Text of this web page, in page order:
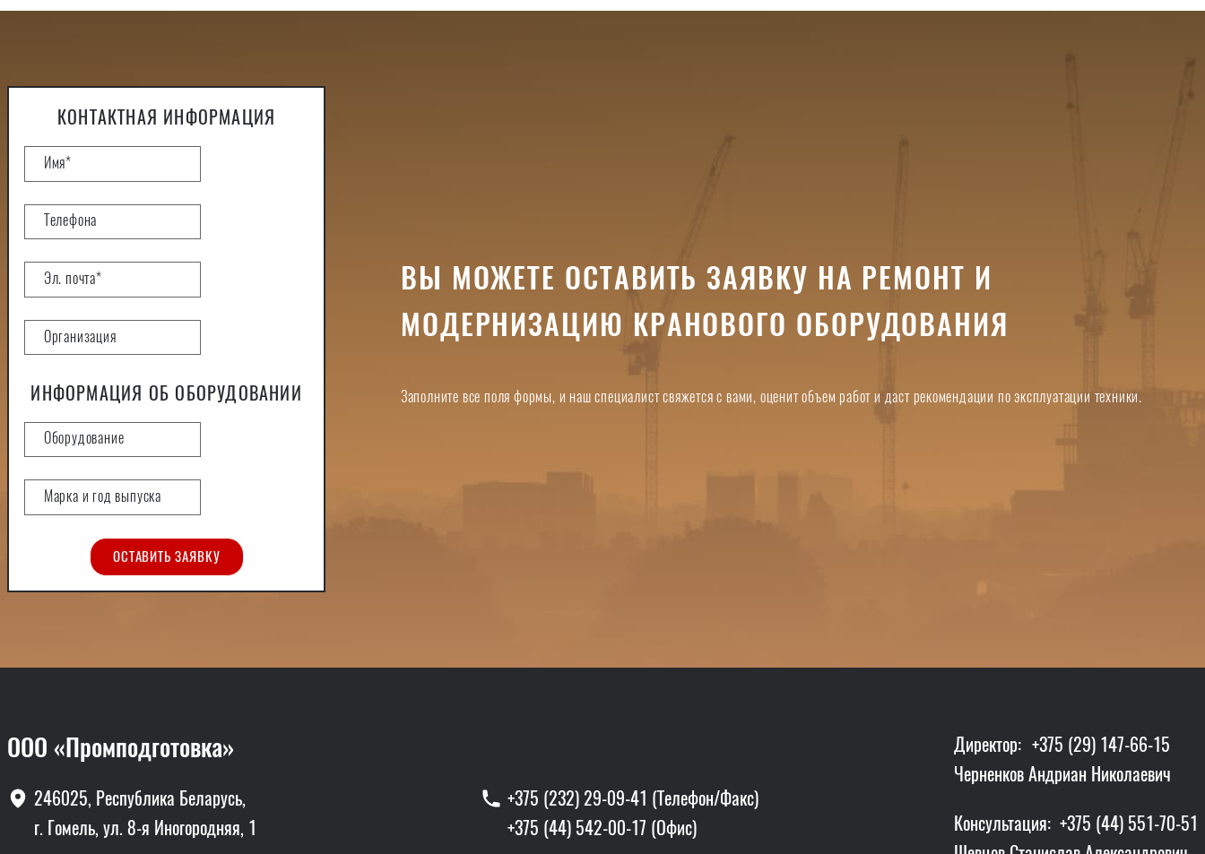
КОНТАКТНАЯ ИНФОРМАЦИЯ
ИНФОРМАЦИЯ ОБ ОБОРУДОВАНИИ
ОСТАВИТЬ ЗАЯВКУ
ВЫ МОЖЕТЕ ОСТАВИТЬ ЗАЯВКУ НА РЕМОНТ И
МОДЕРНИЗАЦИЮ КРАНОВОГО ОБОРУДОВАНИЯ
Заполните все поля формы, и наш специалист свяжется с вами, оценит объем работ и даст рекомендации по эксплуатации техники.
ООО «Промподготовка»
246025, Республика Беларусь,
г. Гомель, ул. 8-я Иногородняя, 1
+375 (232) 29-09-41 (Телефон/Факс)
+375 (44) 542-00-17 (Офис)
Директор: +375 (29) 147-66-15
Черненков Андриан Николаевич
Консультация: +375 (44) 551-70-51